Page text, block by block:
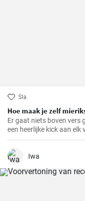
Sla
Hoe maak je zelf
Er gaat niets boven vers
een heerlijke kick aan elk
smaakmaker voor
Iwa